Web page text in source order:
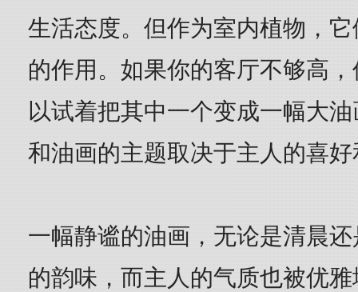
生活态度。但作为室内植物，
的作用。如果你的客厅不够高
以试着把其中一个变成一幅大
和油画的主题取决于主人的喜
一幅静谧的油画，无论是清晨
的韵味，而主人的气质也被优